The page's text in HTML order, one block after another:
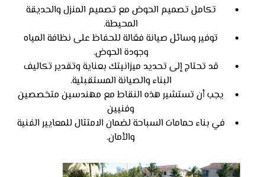
تكامل تصميم الحوض مع تصميم المنزل والحديقة
المحيطة.
توفير وسائل صيانة فعّالة للحفاظ على نظافة المياه
وجودة الحوض.
قد تحتاج إلى تحديد ميزانيتك بعناية وتقدير تكاليف
البناء والصيانة المستقبلية.
يجب أن تستشير هذه النقاط مع مهندسين متخصصين
وفنيين
في بناء حمامات السباحة لضمان الامتثال للمعايير الفنية
والأمان.